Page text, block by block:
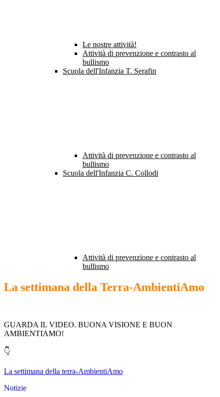
Le nostre attività!
Attività di prevenzione e contrasto al
bullismo
Scuola dell'Infanzia T. Serafin
Attività di prevenzione e contrasto al
bullismo
Scuola dell'Infanzia C. Collodi
Attività di prevenzione e contrasto al
bullismo
La settimana della Terra-AmbientiAmo
GUARDA IL VIDEO. BUONA VISIONE E BUON
AMBIENTIAMO!
👇
La settimana della terra-AmbientiAmo
Notizie